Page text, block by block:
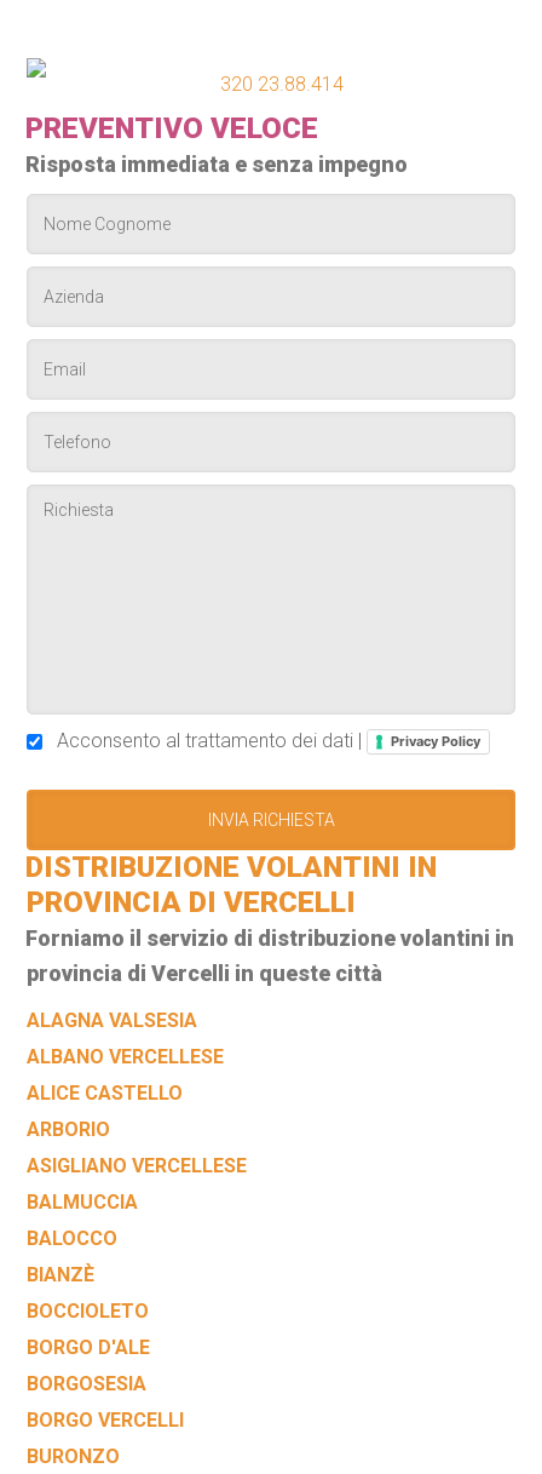
320 23.88.414
PREVENTIVO VELOCE
Risposta immediata e senza impegno
Acconsento al trattamento dei dati | Privacy Policy
DISTRIBUZIONE VOLANTINI IN
PROVINCIA DI VERCELLI
Forniamo il servizio di distribuzione volantini in
provincia di Vercelli in queste città
ALAGNA VALSESIA
ALBANO VERCELLESE
ALICE CASTELLO
ARBORIO
ASIGLIANO VERCELLESE
BALMUCCIA
BALOCCO
BIANZÈ
BOCCIOLETO
BORGO D'ALE
BORGOSESIA
BORGO VERCELLI
BURONZO